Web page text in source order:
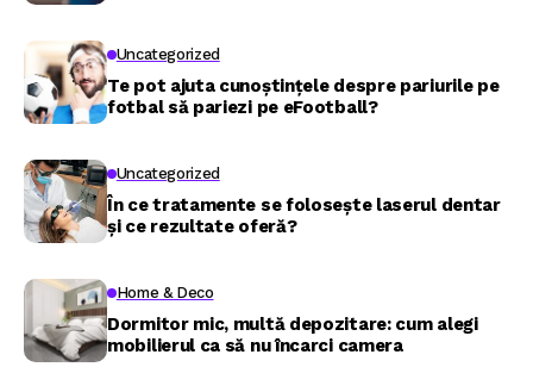
Uncategorized
Te pot ajuta cunoștințele despre pariurile pe
fotbal să pariezi pe eFootball?
Uncategorized
În ce tratamente se folosește laserul dentar
și ce rezultate oferă?
Home & Deco
Dormitor mic, multă depozitare: cum alegi
mobilierul ca să nu încarci camera